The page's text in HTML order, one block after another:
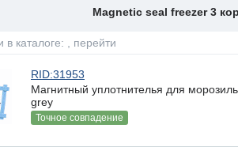
Magnetic seal freezer 3
в каталоге: , перейти
RID:31953
Магнитный уплотнителья для
grey
Точное совпадение